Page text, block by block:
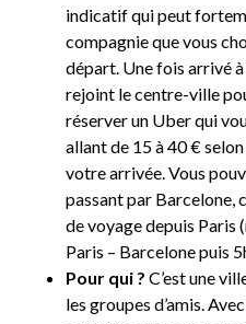
indicatif qui peut
compagnie que vous
départ. Une fois arrivé à
rejoint le centre-ville
réserver un Uber qui
allant de 15 à 40 €
votre arrivée. Vous
passant par Barcelone,
de voyage depuis Paris
Paris – Barcelone puis
Pour qui ? C’est une
les groupes d’amis.